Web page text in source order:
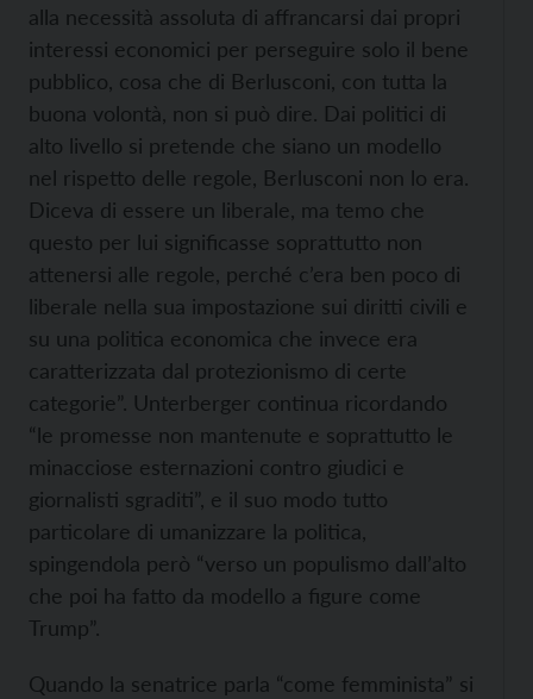
alla necessità assoluta di affrancarsi dai propri
interessi economici per perseguire solo il bene
pubblico, cosa che di Berlusconi, con tutta la
buona volontà, non si può dire. Dai politici di
alto livello si pretende che siano un modello
nel rispetto delle regole, Berlusconi non lo era.
Diceva di essere un liberale, ma temo che
questo per lui significasse soprattutto non
attenersi alle regole, perché c’era ben poco di
liberale nella sua impostazione sui diritti civili e
su una politica economica che invece era
caratterizzata dal protezionismo di certe
categorie”. Unterberger continua ricordando
“le promesse non mantenute e soprattutto le
minacciose esternazioni contro giudici e
giornalisti sgraditi”, e il suo modo tutto
particolare di umanizzare la politica,
spingendola però “verso un populismo dall’alto
che poi ha fatto da modello a figure come
Trump”.
Quando la senatrice parla “come femminista” si